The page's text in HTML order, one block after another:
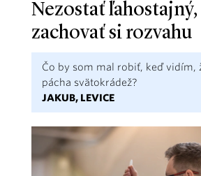
Nezostať ľahostajný,
zachovať si rozvahu
Čo by som mal robiť, keď vidím,
pácha svätokrádež?
JAKUB, LEVICE